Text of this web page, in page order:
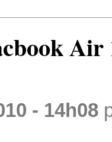
- 14h08